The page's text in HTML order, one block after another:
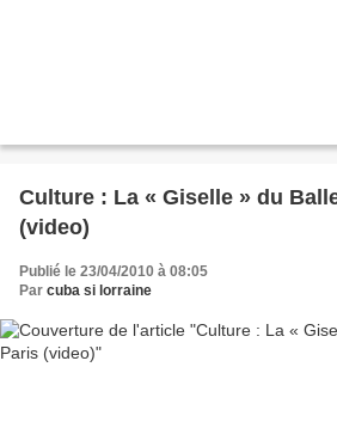
Culture : La « Giselle » du
(video)
Publié le 23/04/2010 à 08:05
Par cuba si lorraine